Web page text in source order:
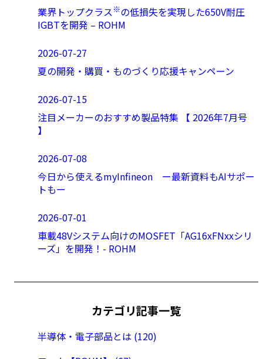
業界トップクラス ※の低損失を実現した650V耐圧
IGBTを開発 – ROHM
2026-07-27
夏の開発・購買・ものづくり応援キャンペーン
2026-07-15
注目メーカーのおすすめ製品特集 【 2026年7月号
】
2026-07-08
今日から使えるmyInfineon ー最新資料もAIサポー
トもー
2026-07-01
車載48Vシステム向けのMOSFET「AG16xFNxxシリ
ーズ」を開発！- ROHM
カテゴリ記事一覧
半導体・電子部品とは (120)